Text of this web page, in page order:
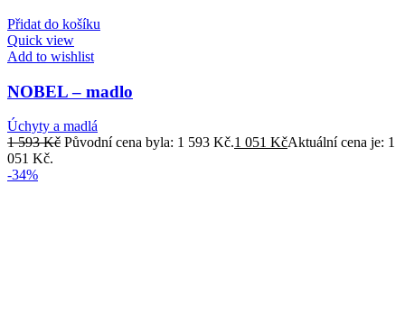
Přidat do košíku
Quick view
Add to wishlist
NOBEL – madlo
Úchyty a madlá
1 593Kč Původní cena byla: 1 593 Kč.1 051 KčAktuální cena je: 1
051 Kč.
-34%